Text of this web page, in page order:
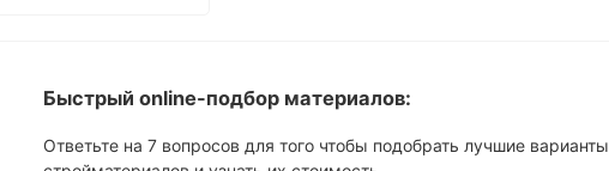
Быстрый online-подбор материалов:
Ответьте на 7 вопросов для того чтобы подобрать лучшие варианты